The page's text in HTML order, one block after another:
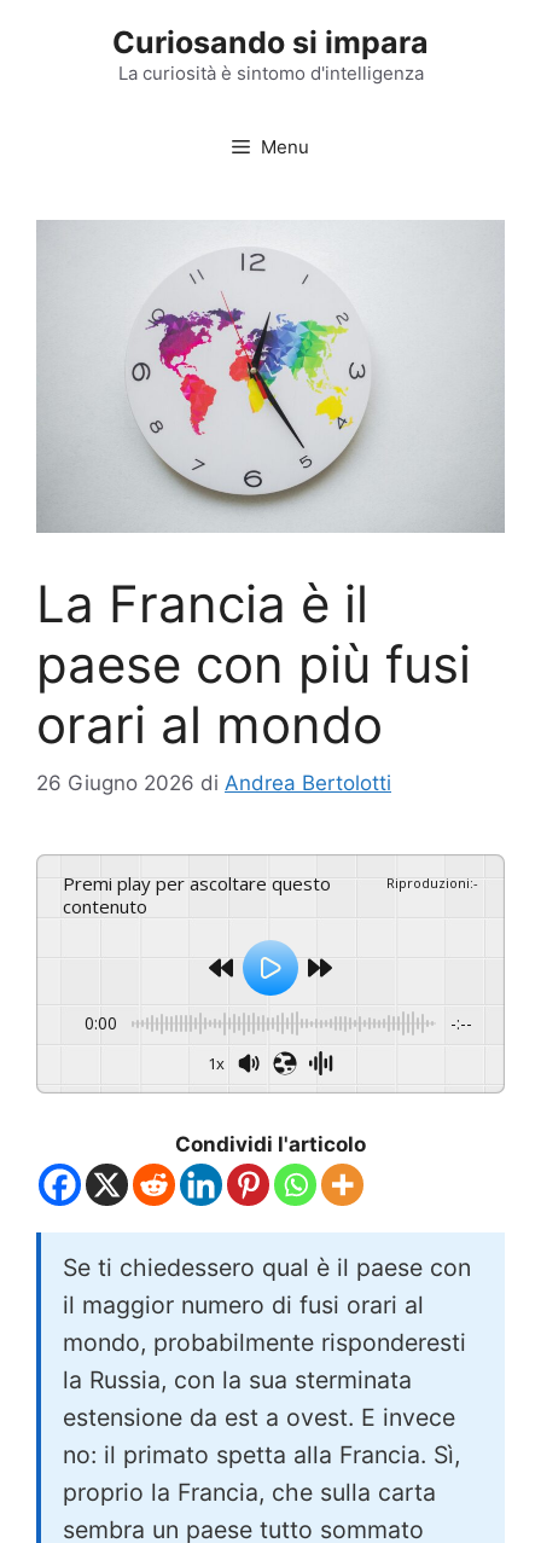
Curiosando si impara
La curiosità è sintomo d'intelligenza
Menu
La Francia è il
paese con più fusi
orari al mondo
26 Giugno 2026 di Andrea Bertolotti
Premi play per ascoltare questo
contenuto
Riproduzioni:-
0:00 -:--
1x
Condividi l'articolo
Se ti chiedessero qual è il paese con
il maggior numero di fusi orari al
mondo, probabilmente risponderesti
la Russia, con la sua sterminata
estensione da est a ovest. E invece
no: il primato spetta alla Francia. Sì,
proprio la Francia, che sulla carta
sembra un paese tutto sommato